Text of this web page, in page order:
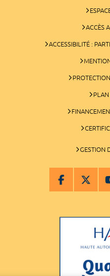
ACCÈS
ACCESSIBILITÉ :
PLAN
GESTION